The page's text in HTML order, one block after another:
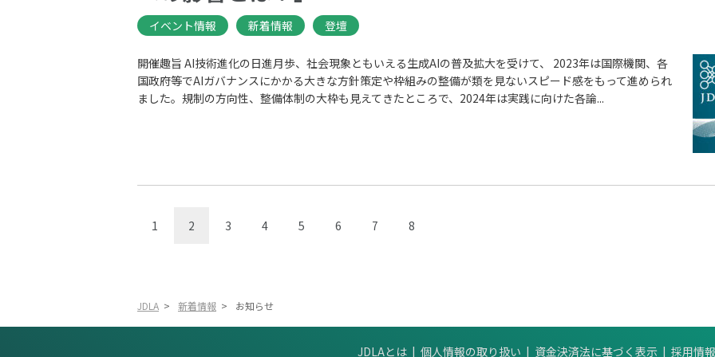
イベント情報 新着情報 登壇
開催趣旨 AI技術進化の日進月歩、社会現象ともいえる生成AIの普及拡大を受けて、 2023年は国際機関、各
国政府等でAIガバナンスにかかる大きな方針策定や枠組みの整備が類を見ないスピード感をもって進められ
ました。​規制の方向性、整備体制の大枠も見えてきたところで、2024年は実践に向けた各論...
1 2 3 4 5 6 7 8
JDLA > 新着情報 > お知らせ
JDLAとは 個人情報の取り扱い 資金決済法に基づく表示 採用情報